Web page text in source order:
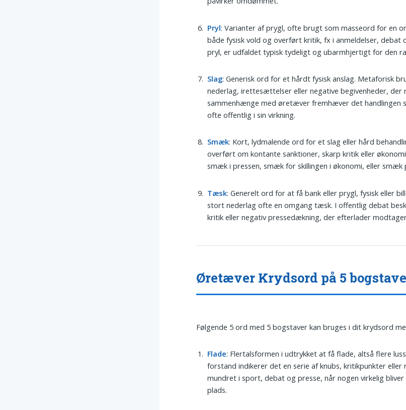
Pryl: Varianter af prygl, ofte brugt som masseord for en
både fysisk vold og overført kritik, fx i anmeldelser,
pryl, er udfaldet typisk tydeligt og ubarmhjertigt for den
Slag: Generisk ord for et hårdt fysisk anslag. Metaforisk
nederlag, irettesættelser eller negative begivenheder, der
sammenhænge med øretæver fremhæver det handlingen
ofte offentlig i sin virkning.
Smæk: Kort, lydmalende ord for et slag eller hård
overført om kontante sanktioner, skarp kritik eller
smæk i pressen, smæk for skillingen i økonomi, eller smæk
Tæsk: Generelt ord for at få bank eller prygl, fysisk eller
stort nederlag ofte en omgang tæsk. I offentlig debat
kritik eller negativ pressedækning, der efterlader
Øretæver Krydsord på 5
Følgende 5 ord med 5 bogstaver kan bruges i dit krydsord
Flade: Flertalsformen i udtrykket at få flade, altså flere
forstand indikerer det en serie af knubs, kritikpunkter eller
mundret i sport, debat og presse, når nogen virkelig
plads.